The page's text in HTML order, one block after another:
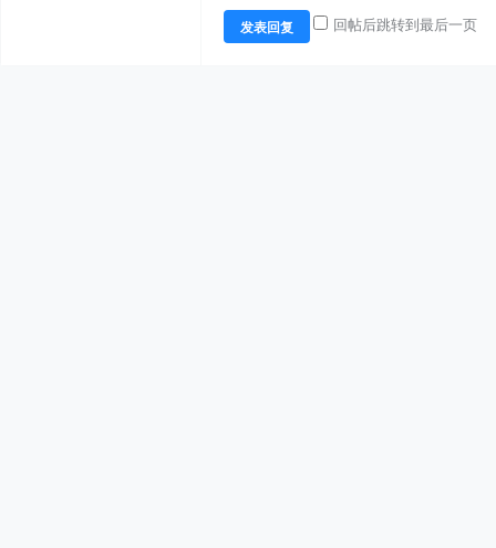
发表回复 回帖后跳转到最后一页